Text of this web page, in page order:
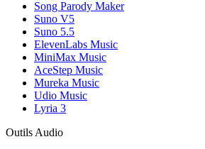
Song Parody Maker
Suno V5
Suno 5.5
ElevenLabs Music
MiniMax Music
AceStep Music
Mureka Music
Udio Music
Lyria 3
Outils Audio